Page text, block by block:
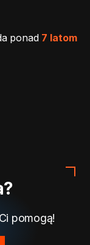
ponad 7 latom
pomogą!